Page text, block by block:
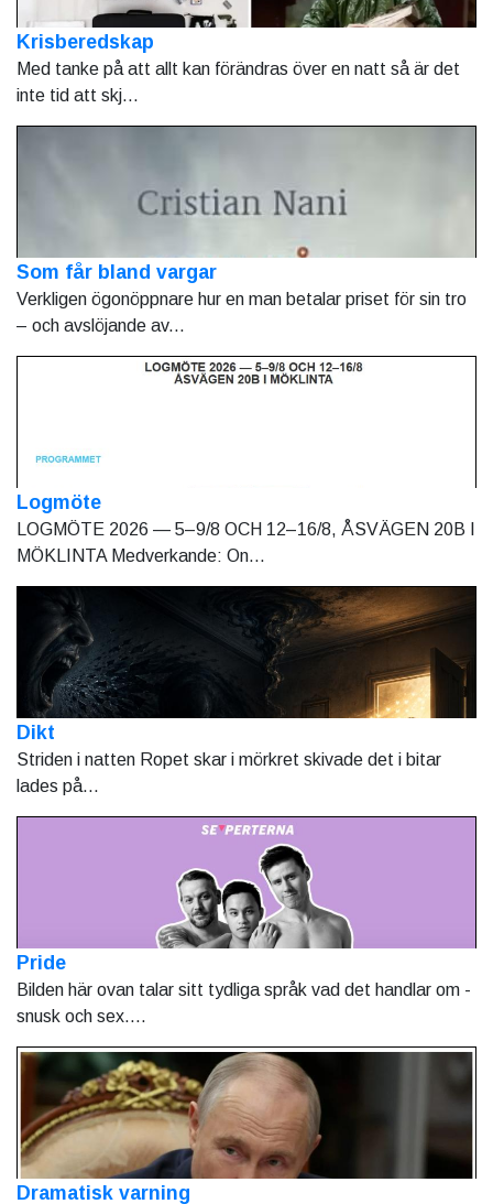
Krisberedskap
Med tanke på att allt kan förändras över en natt så är det
inte tid att skj...
Som får bland vargar
Verkligen ögonöppnare hur en man betalar priset för sin tro
– och avslöjande av...
Logmöte
LOGMÖTE 2026 — 5–9/8 OCH 12–16/8, ÅSVÄGEN 20B I
MÖKLINTA Medverkande: On...
Dikt
Striden i natten Ropet skar i mörkret skivade det i bitar
lades på...
Pride
Bilden här ovan talar sitt tydliga språk vad det handlar om -
snusk och sex....
Dramatisk varning